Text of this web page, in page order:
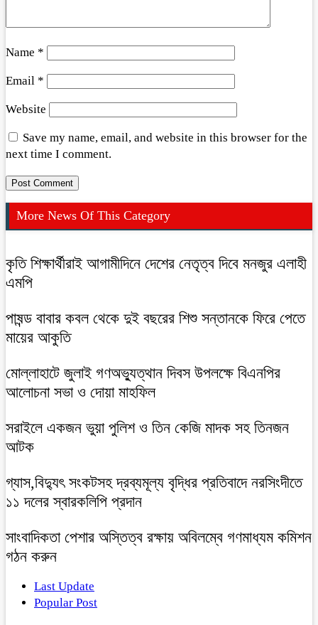
Name *
Email *
Website
Save my name, email, and website in this browser for the
next time I comment.
More News Of This Category
কৃতি শিক্ষার্থীরাই আগামীদিনে দেশের নেতৃত্ব দিবে মনজুর এলাহী
এমপি
পাষন্ড বাবার কবল থেকে দুই বছরের শিশু সন্তানকে ফিরে পেতে
মায়ের আকুতি
মোল্লাহাটে জুলাই গণঅভ্যুত্থান দিবস উপলক্ষে বিএনপির
আলোচনা সভা ও দোয়া মাহফিল
সরাইলে একজন ভুয়া পুলিশ ও তিন কেজি মাদক সহ তিনজন
আটক
গ্যাস,বিদ্যুৎ সংকটসহ দ্রব্যমূল্য বৃদ্ধির প্রতিবাদে নরসিংদীতে
১১ দলের স্বারকলিপি প্রদান
সাংবাদিকতা পেশার অস্তিত্ব রক্ষায় অবিলম্বে গণমাধ্যম কমিশন
গঠন করুন
Last Update
Popular Post